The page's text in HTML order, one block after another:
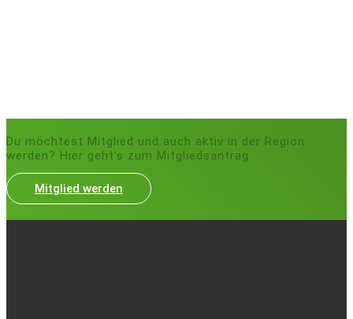
Du möchtest Mitglied und auch aktiv in der Region
werden? Hier geht's zum Mitgliedsantrag
Mitglied werden